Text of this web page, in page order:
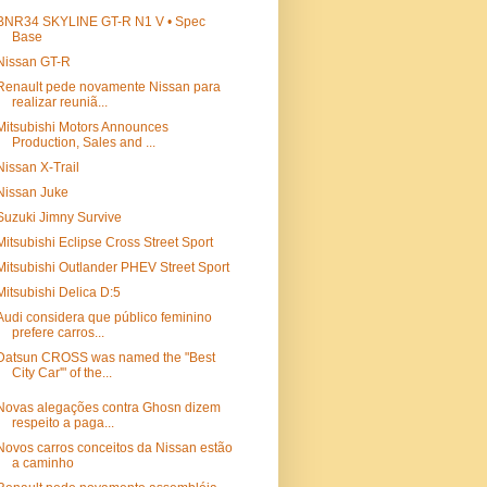
SKYLINE GT-R N1 V • Spec
Base
GT-R
pede novamente Nissan para
realizar reuniã...
Motors Announces
Production, Sales and ...
X-Trail
Juke
Jimny Survive
Eclipse Cross Street Sport
Outlander PHEV Street Sport
Delica D:5
considera que público feminino
prefere carros...
CROSS was named the "Best
City Car'" of the...
alegações contra Ghosn dizem
respeito a paga...
carros conceitos da Nissan estão
a caminho